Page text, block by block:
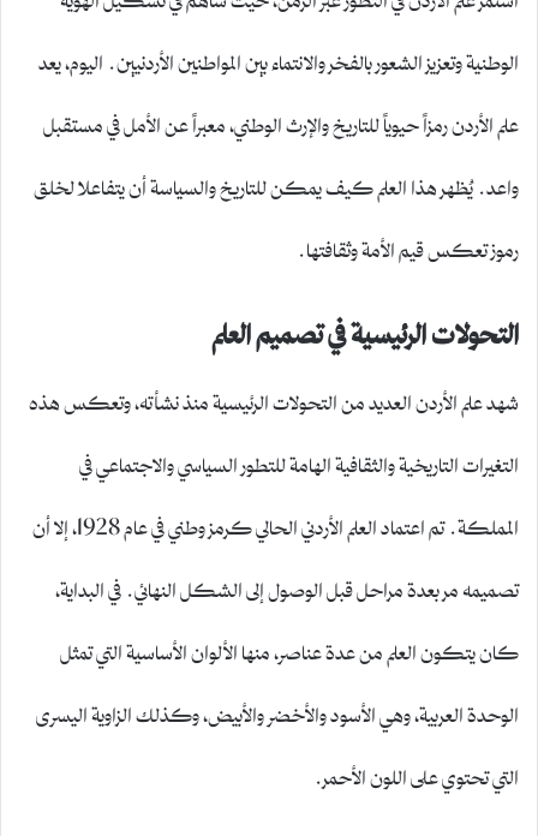
الوطنية وتعزيز الشعور بالفخر والانتماء بين المواطنين الأردنيين. اليوم، يعد
علم الأردن رمزاً حيوياً للتاريخ والإرث الوطني، معبراً عن الأمل في مستقبل
واعد. يُظهر هذا العلم كيف يمكن للتاريخ والسياسة أن يتفاعلا لخلق
رموز تعكس قيم الأمة وثقافتها.
التحولات الرئيسية في تصميم العلم
شهد علم الأردن العديد من التحولات الرئيسية منذ نشأته، وتعكس هذه
التغيرات التاريخية والثقافية الهامة للتطور السياسي والاجتماعي في
المملكة. تم اعتماد العلم الأردني الحالي كرمز وطني في عام 1928، إلا أن
تصميمه مر بعدة مراحل قبل الوصول إلى الشكل النهائي. في البداية،
كان يتكون العلم من عدة عناصر، منها الألوان الأساسية التي تمثل
الوحدة العربية، وهي الأسود والأخضر والأبيض، وكذلك الزاوية اليسرى
التي تحتوي على اللون الأحمر.